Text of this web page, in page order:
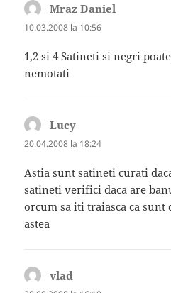
Mraz Daniel
10.03.2008 la 10:56
1,2 si 4 Satineti si negri
nemotati
Lucy
20.04.2008 la 18:24
Astia sunt satineti curati
satineti verifici daca are
orcum sa iti traiasca ca
astea
vlad